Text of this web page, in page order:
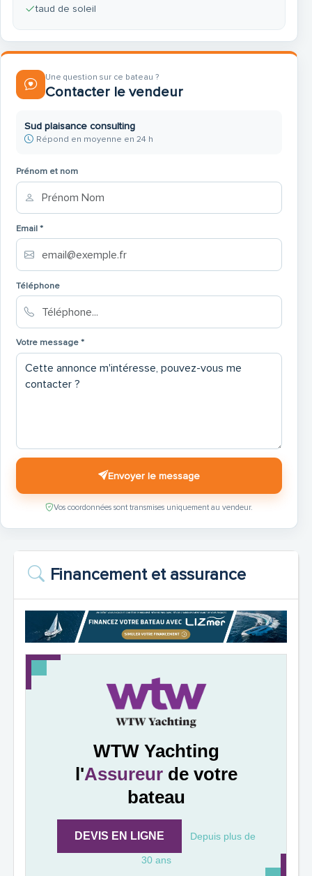
taud de soleil
Une question sur ce bateau ?
Contacter le vendeur
Sud plaisance consulting
Répond en moyenne en 24 h
Prénom et nom
Email *
Téléphone
Votre message *
Envoyer le message
Vos coordonnées sont transmises uniquement au vendeur.
Financement et assurance
WTW Yachting
l'Assureurde votre
bateau
DEVIS EN LIGNE Depuis plus de
30 ans